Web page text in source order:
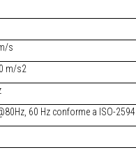
s
m/s2
60 Hz conforme a ISO-2594